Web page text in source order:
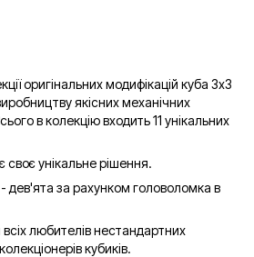
оригінальних модифікацій куба 3х3
якісних механічних
в колекцію входить 11 унікальних
унікальне рішення.
дев'ята за рахунком головоломка в
любителів нестандартних
кубиків.